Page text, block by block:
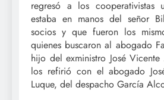
regresó a los cooperativistas
estaba en manos del señor
socios y que fueron los
quienes buscaron al abogado
hijo del exministro José
los refirió con el abogado
Luque, del despacho García